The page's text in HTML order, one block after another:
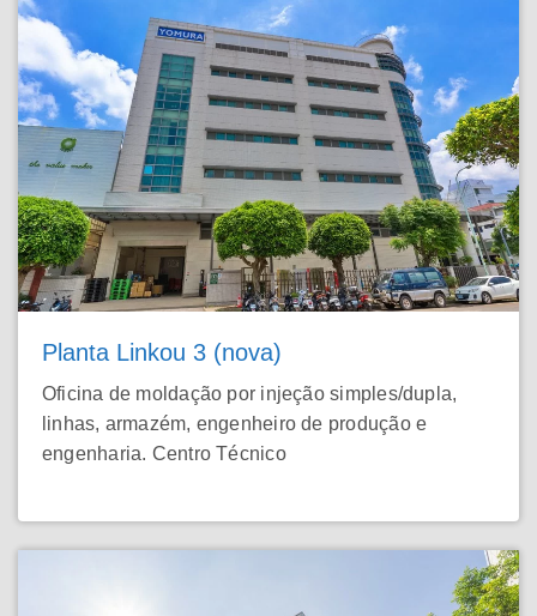
Planta Linkou 3 (nova)
Oficina de moldação por injeção simples/dupla,
linhas, armazém, engenheiro de produção e
engenharia. Centro Técnico